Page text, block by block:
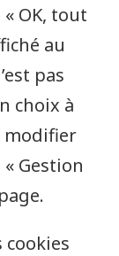
OK, tout
au
pas
choix à
modifier
Gestion
cookies